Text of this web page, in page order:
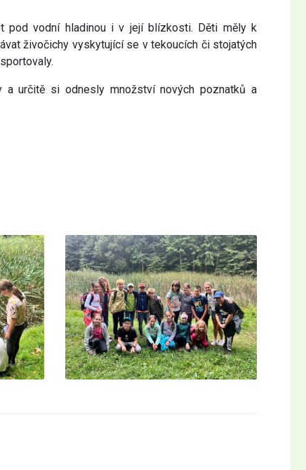
pod vodní hladinou i v její blízkosti. Děti měly k
živočichy vyskytující se v tekoucích či stojatých
a určitě si odnesly množství nových poznatků a